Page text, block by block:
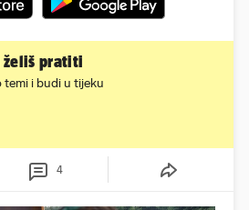
želiš pratiti
temi i budi u tijeku
4